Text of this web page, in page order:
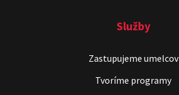
Služby
Zastupujeme umelcov
Tvoríme programy